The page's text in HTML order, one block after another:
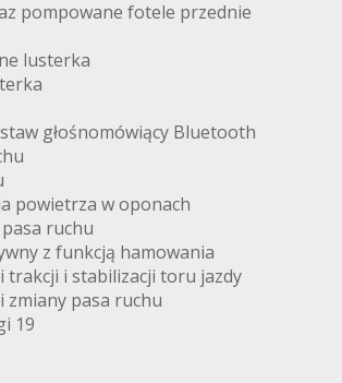
pompowane fotele przednie
lusterka
głośnomówiący Bluetooth
powietrza w oponach
ruchu
z funkcją hamowania
trakcji i stabilizacji toru jazdy
zmiany pasa ruchu
19